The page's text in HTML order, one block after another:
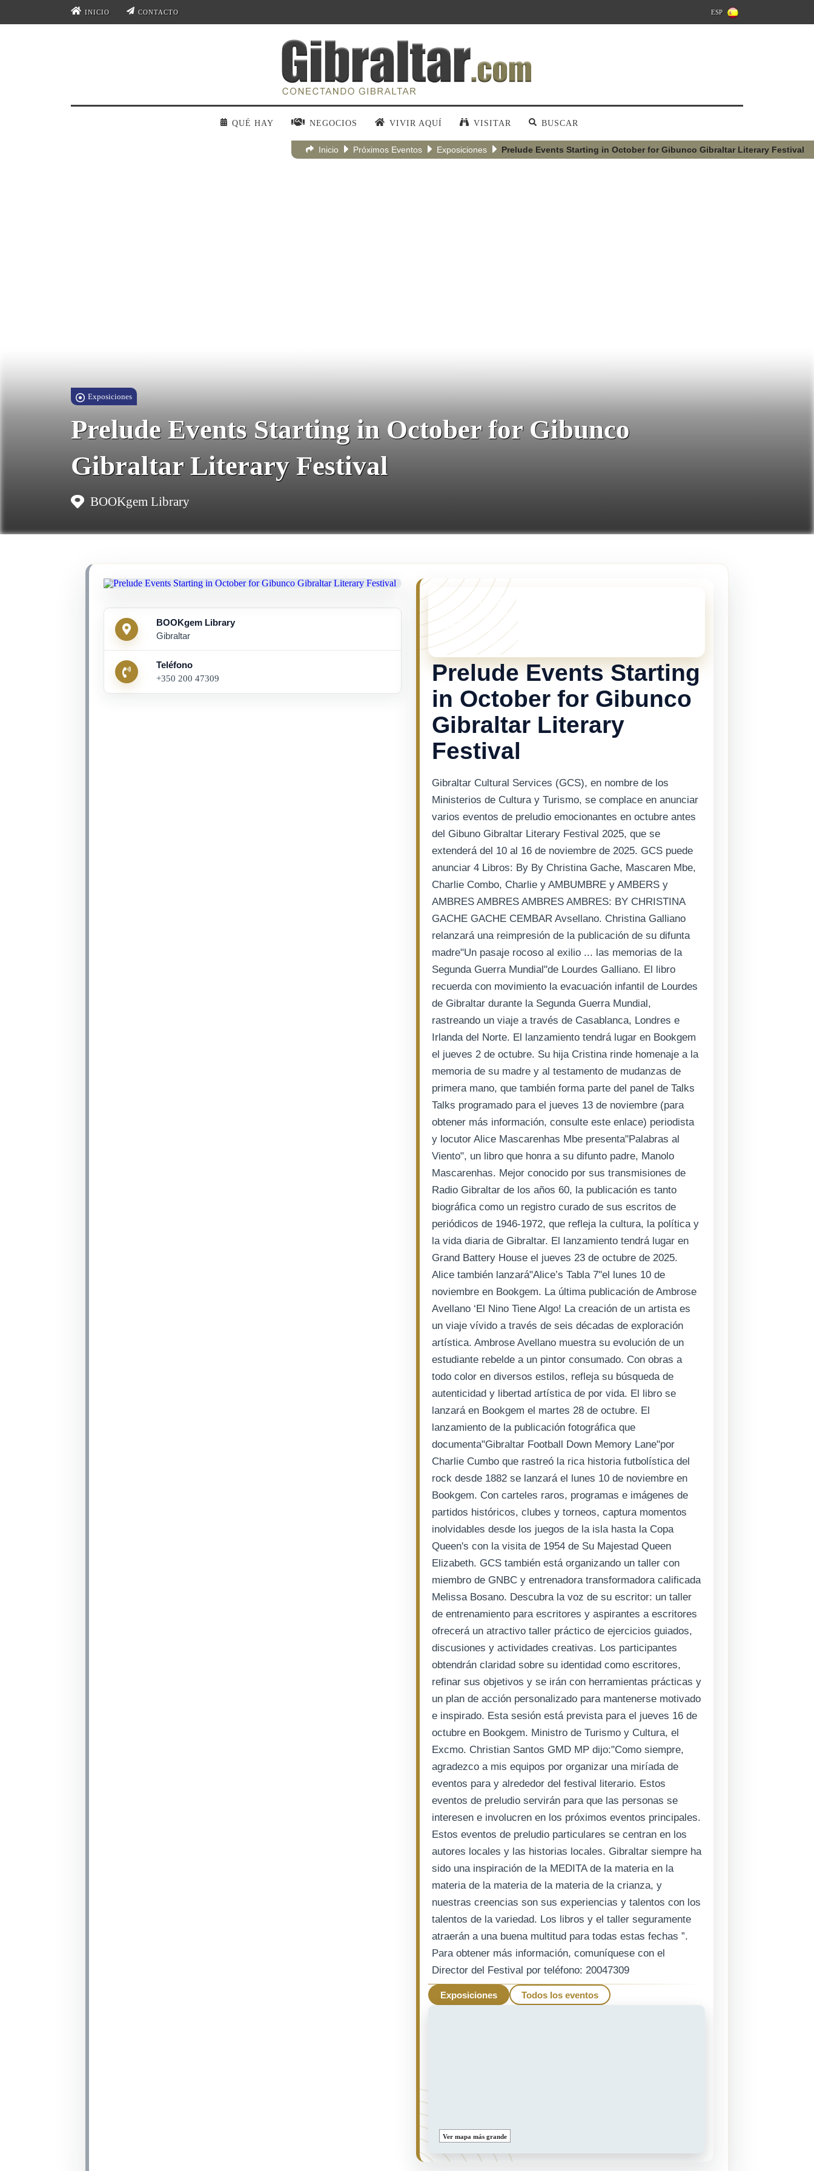
INICIO CONTACTO ESP
QUÉ HAY NEGOCIOS VIVIR AQUÍ VISITAR BUSCAR
Inicio Próximos Eventos Exposiciones Prelude Events Starting in October for Gibunco Gibraltar Literary Festival
Exposiciones
Prelude Events Starting in October for Gibunco
Gibraltar Literary Festival
BOOKgem Library
BOOKgem Library
Gibraltar
Teléfono
+350 200 47309
¡TE LO PERDISTE!
Este evento ya no esta vigente, pero hay muchas mas
cosas pasando en Gibraltar.
eventos mas recientes de Gibraltar.
Prelude Events Starting
in October for Gibunco
Gibraltar Literary
Festival
Gibraltar Cultural Services (GCS), en nombre de los
Ministerios de Cultura y Turismo, se complace en anunciar
varios eventos de preludio emocionantes en octubre antes
del Gibuno Gibraltar Literary Festival 2025, que se
extenderá del 10 al 16 de noviembre de 2025. GCS puede
anunciar 4 Libros: By By Christina Gache, Mascaren Mbe,
Charlie Combo, Charlie y AMBUMBRE y AMBERS y
AMBRES AMBRES AMBRES AMBRES: BY CHRISTINA
GACHE GACHE CEMBAR Avsellano. Christina Galliano
relanzará una reimpresión de la publicación de su difunta
madre"Un pasaje rocoso al exilio ... las memorias de la
Segunda Guerra Mundial"de Lourdes Galliano. El libro
recuerda con movimiento la evacuación infantil de Lourdes
de Gibraltar durante la Segunda Guerra Mundial,
rastreando un viaje a través de Casablanca, Londres e
Irlanda del Norte. El lanzamiento tendrá lugar en Bookgem
el jueves 2 de octubre. Su hija Cristina rinde homenaje a la
memoria de su madre y al testamento de mudanzas de
primera mano, que también forma parte del panel de Talks
Talks programado para el jueves 13 de noviembre (para
obtener más información, consulte este enlace) periodista
y locutor Alice Mascarenhas Mbe presenta"Palabras al
Viento", un libro que honra a su difunto padre, Manolo
Mascarenhas. Mejor conocido por sus transmisiones de
Radio Gibraltar de los años 60, la publicación es tanto
biográfica como un registro curado de sus escritos de
periódicos de 1946-1972, que refleja la cultura, la política y
la vida diaria de Gibraltar. El lanzamiento tendrá lugar en
Grand Battery House el jueves 23 de octubre de 2025.
Alice también lanzará"Alice’s Tabla 7"el lunes 10 de
noviembre en Bookgem. La última publicación de Ambrose
Avellano ‘El Nino Tiene Algo! La creación de un artista es
un viaje vívido a través de seis décadas de exploración
artística. Ambrose Avellano muestra su evolución de un
estudiante rebelde a un pintor consumado. Con obras a
todo color en diversos estilos, refleja su búsqueda de
autenticidad y libertad artística de por vida. El libro se
lanzará en Bookgem el martes 28 de octubre. El
lanzamiento de la publicación fotográfica que
documenta"Gibraltar Football Down Memory Lane"por
Charlie Cumbo que rastreó la rica historia futbolística del
rock desde 1882 se lanzará el lunes 10 de noviembre en
Bookgem. Con carteles raros, programas e imágenes de
partidos históricos, clubes y torneos, captura momentos
inolvidables desde los juegos de la isla hasta la Copa
Queen's con la visita de 1954 de Su Majestad Queen
Elizabeth. GCS también está organizando un taller con
miembro de GNBC y entrenadora transformadora calificada
Melissa Bosano. Descubra la voz de su escritor: un taller
de entrenamiento para escritores y aspirantes a escritores
ofrecerá un atractivo taller práctico de ejercicios guiados,
discusiones y actividades creativas. Los participantes
obtendrán claridad sobre su identidad como escritores,
refinar sus objetivos y se irán con herramientas prácticas y
un plan de acción personalizado para mantenerse motivado
e inspirado. Esta sesión está prevista para el jueves 16 de
octubre en Bookgem. Ministro de Turismo y Cultura, el
Excmo. Christian Santos GMD MP dijo:"Como siempre,
agradezco a mis equipos por organizar una miríada de
eventos para y alrededor del festival literario. Estos
eventos de preludio servirán para que las personas se
interesen e involucren en los próximos eventos principales.
Estos eventos de preludio particulares se centran en los
autores locales y las historias locales. Gibraltar siempre ha
sido una inspiración de la MEDITA de la materia en la
materia de la materia de la materia de la crianza, y
nuestras creencias son sus experiencias y talentos con los
talentos de la variedad. Los libros y el taller seguramente
atraerán a una buena multitud para todas estas fechas ”.
Para obtener más información, comuníquese con el
Director del Festival por teléfono: 20047309
Exposiciones Todos los eventos
Ver mapa más grande